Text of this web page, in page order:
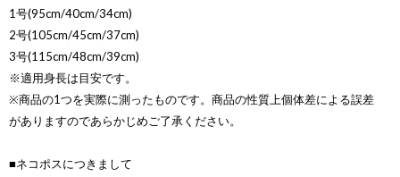
1号(95cm/40cm/34cm)
2号(105cm/45cm/37cm)
3号(115cm/48cm/39cm)
※適用身長は目安です。
※商品の1つを実際に測ったものです。商品の性質上個体差による誤差
がありますのであらかじめご了承ください。
■ネコポスにつきまして